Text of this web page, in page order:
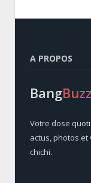
A PROPOS
BangBuzz
Votre dose
actus, photos
chichi.